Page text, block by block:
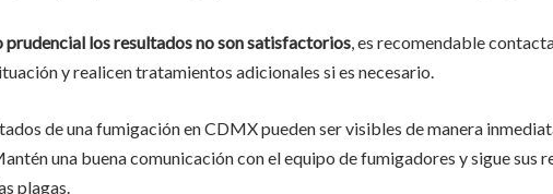
prudencial los resultados no son satisfactorios , es recomendable
y realicen tratamientos adicionales si es necesario.
de una fumigación en CDMX pueden ser visibles de manera
una buena comunicación con el equipo de fumigadores y sigue
plagas.